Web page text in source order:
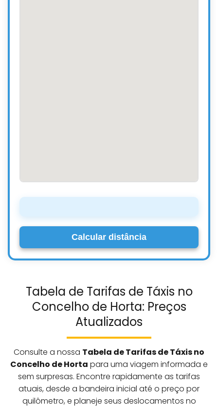
Calcular distância
Tabela de Tarifas de Táxis no
Concelho de Horta: Preços
Atualizados
Consulte a nossa Tabela de Tarifas de Táxis no
Concelho de Horta para uma viagem informada e
sem surpresas. Encontre rapidamente as tarifas
atuais, desde a bandeira inicial até o preço por
quilômetro, e planeje seus deslocamentos no